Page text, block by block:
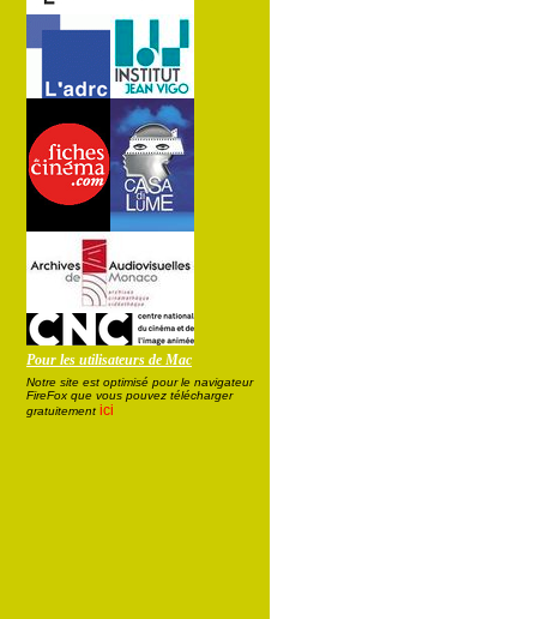
Pour les utilisateurs de Mac
Notre site est optimisé pour le navigateur
FireFox que vous pouvez télécharger
gratuitement ici